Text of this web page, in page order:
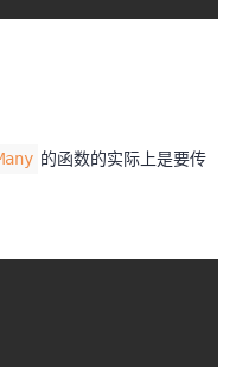
的函数的实际上是要传